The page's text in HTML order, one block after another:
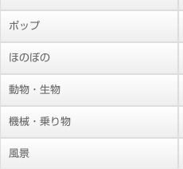
ポップ
ほのぼの
動物・生物
機械・乗り物
風景